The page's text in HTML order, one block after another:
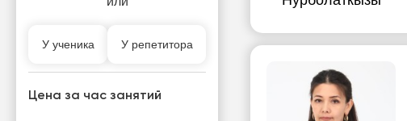
У ученика У репетитора
Цена за час занятий